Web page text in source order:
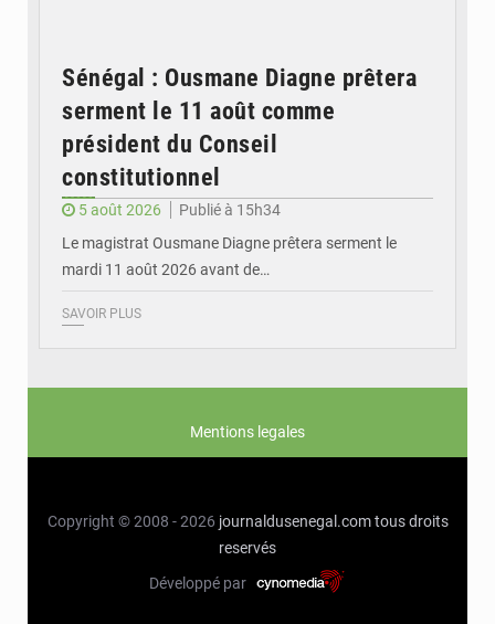
Sénégal : Ousmane Diagne prêtera
serment le 11 août comme
président du Conseil
constitutionnel
5 août 2026
Publié à 15h34
Le magistrat Ousmane Diagne prêtera serment le
mardi 11 août 2026 avant de…
SAVOIR PLUS
Mentions legales
Copyright © 2008 - 2026 journaldusenegal.com tous droits
reservés
Développé par